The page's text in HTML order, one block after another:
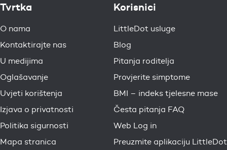
Tvrtka
O nama
Kontaktirajte nas
U medijima
Oglašavanje
Uvjeti korištenja
Izjava o privatnosti
Politika sigurnosti
Mapa stranica
Korisnici
LittleDot usluge
Blog
Pitanja roditelja
Provjerite simptome
BMI – indeks tjelesne mase
Česta pitanja FAQ
Web Log in
Preuzmite aplikaciju LittleDot